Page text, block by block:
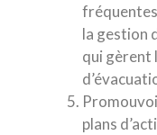
la gestion
qui gèrent
plans